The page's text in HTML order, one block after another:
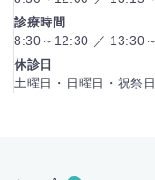
診療時間
8:30～12:30 ／ 13:30
休診日
土曜日・日曜日・祝祭